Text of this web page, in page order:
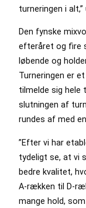
turneringen i alt,”
Den fynske
efteråret og fire
løbende og
Turneringen er
tilmelde sig hele
slutningen af
rundes af med
”Efter vi har
tydeligt se, at vi
bedre kvalitet,
A-rækken til D-
mange hold,